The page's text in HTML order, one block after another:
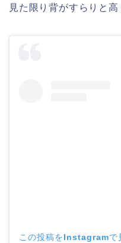
見た限り背がすらりと
この投稿をInstagramで